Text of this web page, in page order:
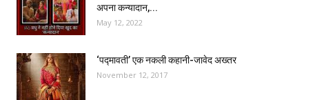
अपना कन्यादान,...
May 12, 2022
‘पद्मावती’ एक नकली कहानी-जावेद अख्तर
November 12, 2017